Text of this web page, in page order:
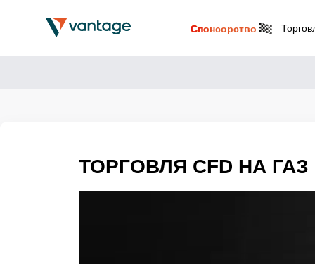
Спонсорство
ТОРГОВЛЯ CFD НА